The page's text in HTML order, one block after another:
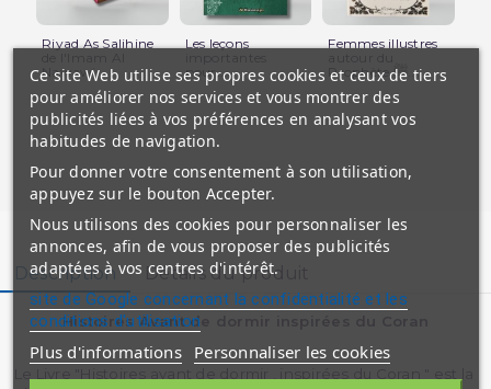
Riyad As Salihine
Nawawi...
Les leçons
pour...
Femmes illustres
Prophète ﷺ...
La
Description Détails du produit
Histoires Avant de dormir inspirées du Coran
Ce site Web utilise ses propres cookies et ceux de tiers
pour améliorer nos services et vous montrer des
publicités liées à vos préférences en analysant vos
habitudes de navigation.
Pour donner votre consentement à son utilisation,
appuyez sur le bouton Accepter.
Nous utilisons des cookies pour personnaliser les
annonces, afin de vous proposer des publicités
adaptées à vos centres d'intérêt.
site de Google concernant la confidentialité et les
conditions d'utilisation
Plus d'informations Personnaliser les cookies